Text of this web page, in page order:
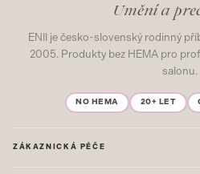
Umění a
ENII je česko-slovenský rodinný
2005. Produkty bez HEMA pro
salonu.
NO HEMA 20+ LET
ZÁKAZNICKÁ PÉČE